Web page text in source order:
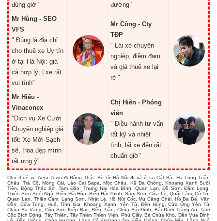
đúng giờ "
đường "
Mr Hùng - SEO
VFS
" Đúng là địa chỉ
cho thuê xe Uy tín
ở tại Hà Nội: giá
cả hợp lý, Lxe rất
vui tính"
Mr Công - Cty
TĐP
" Lái xe chuyên
nghiệp, điềm đạm
và giá thuê xe lại
rẻ "
Mr Hiếu -
Vinaconex
"Dịch vụ Xe Cưới
Chuyên nghiệp giá
tốt: Xe Mới-Sạch
sẽ, Hoa đẹp mình
rất ưng ý"
Chị Hiền - Phóng
viên
" Điều hành tư vấn
rất kỹ và nhiệt
tình, lái xe đến rất
chuẩn giờ"
Cho thuê xe Aero Town đi Động Thác Bờ từ Hà Nội đi và ở tại Cát Bà, Hạ Long Tuần
Châu, Trà Cổ, Móng Cái, Lào Cai Sapa, Mộc Châu, K9 Đá Chông, Khoang Xanh Suối
Tiên, Động Thác Bờ, Tam Đảo, Thung Nai Hòa Bình, Quan Lạn, Đồ Sơn, Đầm Long,
Thiên Sơn Suối Ngà, Biển Hải Hòa, Biển Hải Thịnh, Sầm Sơn, Cửa Lò, Quất Lâm, Cô Tô,
Quan Lạn, Thiên Cầm, Lạng Sơn, Nhật Lệ, Hồ Núi Cốc, Mù Căng Chải, Hồ Ba Bể, Vân
Đồn, Cửa Tùng, Huế, Tĩnh Gia, Khoang Xanh, Yên Tử, Đền Hùng, Cửa Ông Yên Tử
Chùa Ba Vàng, Côn Sơn Kiếp Bạc, Đền Trần, Chùa Bái Đính, Bái Đính Tràng An, Tam
Cốc Bích Động, Tây Thiên, Tây Thiên Thiền Viện, Phủ Giầy, Bà Chúa Kho, Đền Vua Đinh